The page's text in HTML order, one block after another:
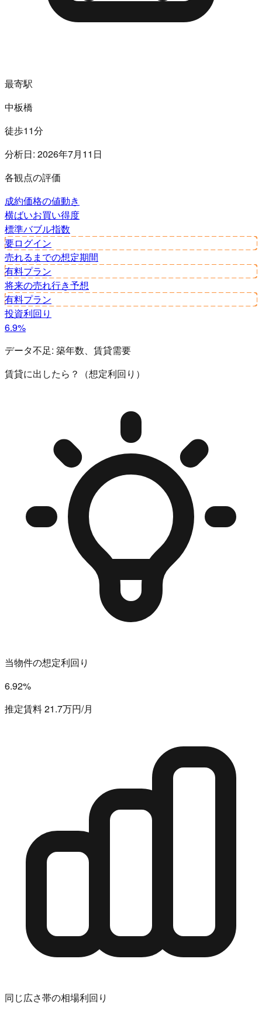
最寄駅
中板橋
徒歩11分
分析日: 2026年7月11日
各観点の評価
成約価格の値動き
横ばいお買い得度
標準バブル指数
要ログイン
売れるまでの想定期間
有料プラン
将来の売れ行き予想
有料プラン
投資利回り
6.9%
データ不足: 築年数、賃貸需要
賃貸に出したら？（想定利回り）
当物件の想定利回り
6.92%
推定賃料 21.7万円/月
同じ広さ帯の相場利回り